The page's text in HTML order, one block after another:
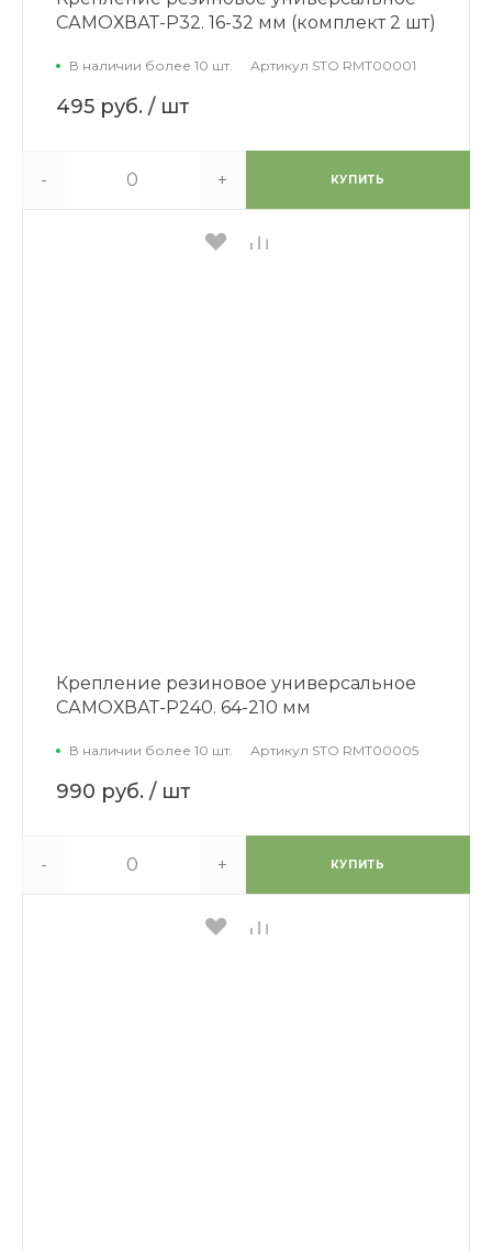
САМОХВАТ-Р32. 16-32 мм (комплект 2 шт)
В наличии более 10 шт. Артикул STO RMT00001
495 руб. / шт
- + КУПИТЬ
Крепление резиновое универсальное
САМОХВАТ-Р240. 64-210 мм
В наличии более 10 шт. Артикул STO RMT00005
990 руб. / шт
- + КУПИТЬ